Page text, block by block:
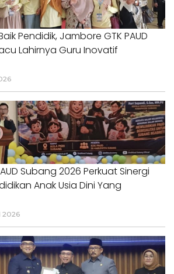
Pendidik, Jambore GTK PAUD
Lahirnya Guru Inovatif
Subang 2026 Perkuat Sinergi
Anak Usia Dini Yang
2026